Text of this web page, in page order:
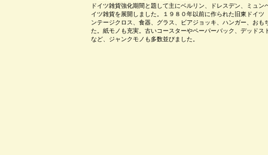
ドイツ雑貨強化期間と題して主にベルリン、ドレスデン、ミュン
イツ雑貨を展開しました。１９８０年以前に作られた旧東ドイツ
ンテージクロス、食器、グラス、ビアジョッキ、ハンガー、おも
た。紙モノも充実。古いコースターやペーパーバック、デッドス
など、ジャンクモノも多数並びました。